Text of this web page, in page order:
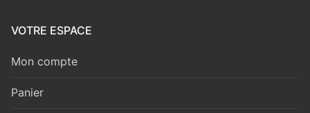
VOTRE ESPACE
Mon compte
Panier